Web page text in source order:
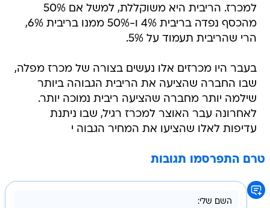
למכרז. הריבית היא משוקללת, למשל אם 50%
מהכסף נפדה בריבית 4% ו-50% ממנו בריבית 6%,
הרי שהריבית תעמוד על 5%.
בעבר היו מכרזים אלו נעשים בצורה של מכרז מפלה,
שבו החברה שהציעה את הריבית הגבוהה ביותר
שילמה יותר מחברה שהציעה ריבית נמוכה יותר.
לאחרונה עבר האוצר למכרז רגיל, שבו ניתנת
עדיפות לאלו שהציעו את המחיר הגבוה י
טרם התפרסמו תגובות